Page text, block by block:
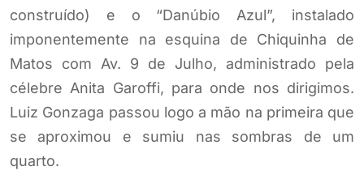
construído) e o “Danúbio Azul”, instalado
imponentemente na esquina de Chiquinha de
Matos com Av. 9 de Julho, administrado pela
célebre Anita Garoffi, para onde nos dirigimos.
Luiz Gonzaga passou logo a mão na primeira que
se aproximou e sumiu nas sombras de um
quarto.